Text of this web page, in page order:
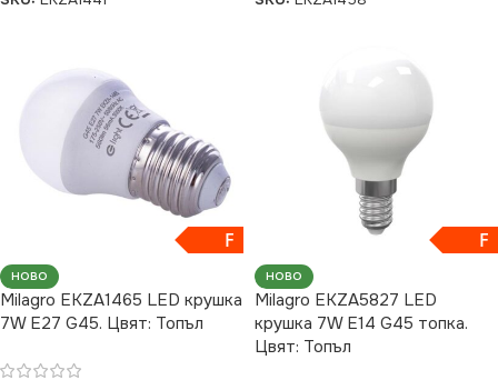
F
НОВО
Milagro EKZA1465 LED крушка
7W E27 G45. Цвят: Топъл
F
НОВО
Milagro EKZA5827 LED
крушка 7W E14 G45 топка.
Цвят: Топъл